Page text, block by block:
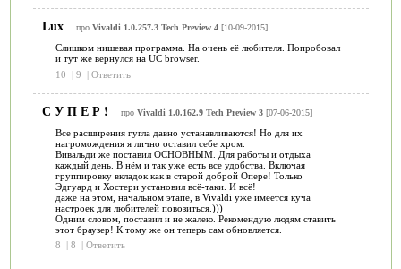
Lux про Vivaldi 1.0.257.3 Tech Preview 4[10-09-2015]
Слишком нишевая программа. На очень её любителя. Попробовал
и тут же вернулся на UC browser.
10
| 9 | Ответить
С У П Е Р ! про Vivaldi 1.0.162.9 Tech Preview 3[07-06-2015]
Все расширения гугла давно устанавливаются! Но для их
нагромождения я лично оставил себе хром.
Вивальди же поставил ОСНОВНЫМ. Для работы и отдыха
каждый день. В нём и так уже есть все удобства. Включая
группировку вкладок как в старой доброй Опере! Только
Эдгуард и Хостери установил всё-таки. И всё!
даже на этом, начальном этапе, в Vivaldi уже имеется куча
настроек для любителей повозиться.)))
Одним словом, поставил и не жалею. Рекомендую людям ставить
этот браузер! К тому же он теперь сам обновляется.
8
| 8 | Ответить